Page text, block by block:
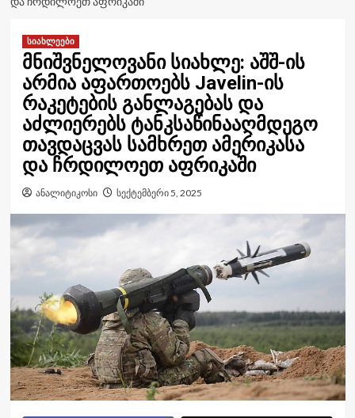
სიახლეები
მნიშვნელოვანი სიახლე: აშშ-ის
არმია აფართოებს Javelin-ის
რაკეტების განლაგებას და
აძლიერებს ტანკსაწინააღმდეგო
თავდაცვას სამხრეთ ამერიკასა
და ჩრდილოეთ აფრიკაში
ანალიტიკოსი სექტემბერი 5, 2025